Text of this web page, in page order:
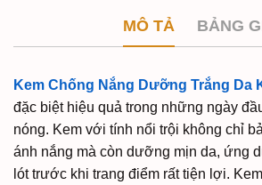
MÔ TẢ BẢNG
Kem Chống Nắng Dưỡng Trắng Da
đặc biệt hiệu quả trong những ngày
nóng. Kem với tính nổi trội không chỉ
ánh nắng mà còn dưỡng mịn da, ứng
lót trước khi trang điểm rất tiện lợi.